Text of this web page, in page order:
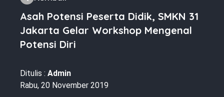
Asah Potensi Peserta Didik, SMKN 31
Jakarta Gelar Workshop Mengenal
Potensi Diri
Ditulis : Admin
Rabu, 20 November 2019